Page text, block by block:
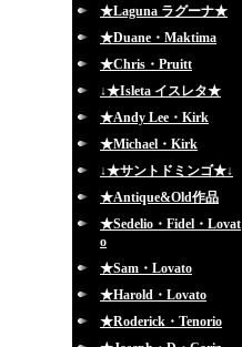
★Laguna ラグーナ★
★Duane・Maktima
★Chris・Pruitt
↓★Isleta イスレタ★
★Andy Lee・Kirk
★Michael・Kirk
↓★サントドミンゴ★↓
★Antique&Old作品
★Sedelio・Fidel・Lovat
o
★Sam・Lovato
★Harold・Lovato
★Roderick・Tenorio